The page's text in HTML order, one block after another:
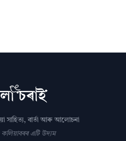
সাহিত্য, বাৰ্তা আৰু আলোচনা
কলিয়াবৰৰ এটি উদ্যম